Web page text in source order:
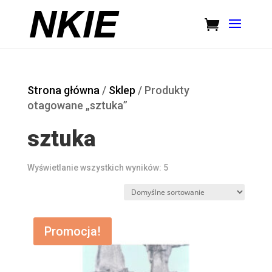
Strona główna / Sklep / Produkty
otagowane „sztuka”
sztuka
Wyświetlanie wszystkich wyników: 5
Promocja!